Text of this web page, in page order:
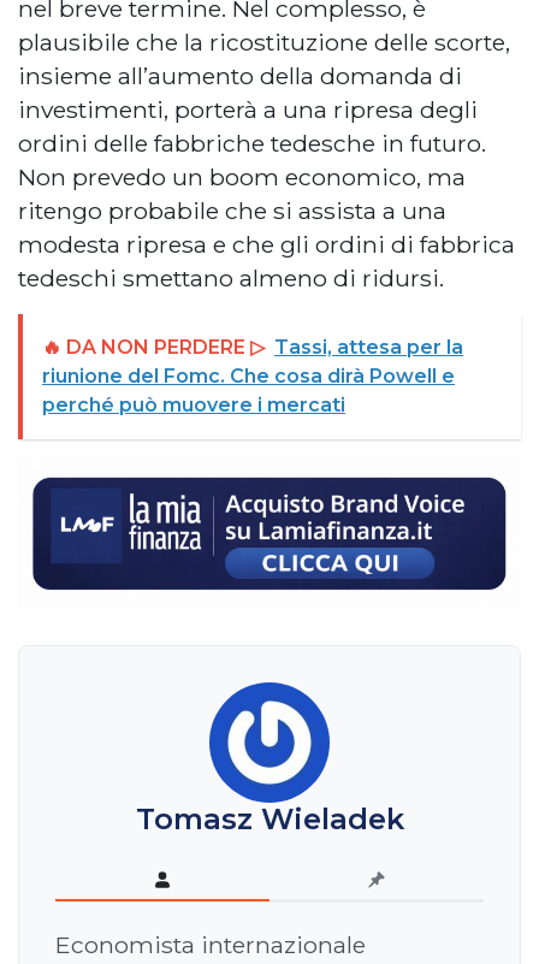
nel breve termine. Nel complesso, è
plausibile che la ricostituzione delle scorte,
insieme all’aumento della domanda di
investimenti, porterà a una ripresa degli
ordini delle fabbriche tedesche in futuro.
Non prevedo un boom economico, ma
ritengo probabile che si assista a una
modesta ripresa e che gli ordini di fabbrica
tedeschi smettano almeno di ridursi.
🔥 DA NON PERDERE ▷ Tassi, attesa per la
riunione del Fomc. Che cosa dirà Powell e
perché può muovere i mercati
Tomasz Wieladek
Economista internazionale